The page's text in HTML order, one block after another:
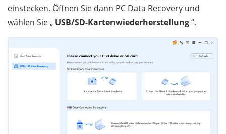
einstecken. Öffnen Sie dann PC Data Recovery und
wählen Sie „ USB/SD-Kartenwiederherstellung“.